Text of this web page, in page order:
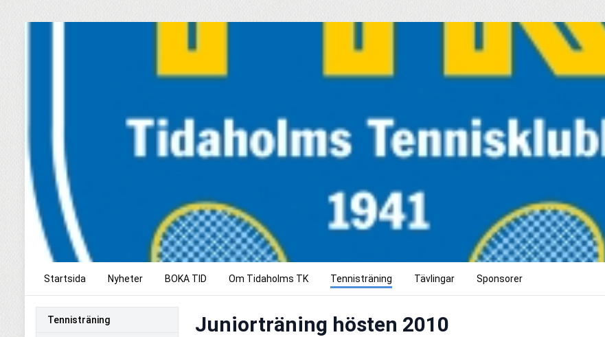
Startsida Nyheter BOKA TID Om Tidaholms TK Tennisträning Tävlingar Sponsorer
Tennisträning Juniorträning hösten 2010